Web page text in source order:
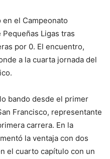
el Campeonato
Ligas tras
por 0. El encuentro,
a la cuarta jornada del
bando desde el primer
Francisco, representante
carrera. En la
la ventaja con dos
el cuarto capítulo con un